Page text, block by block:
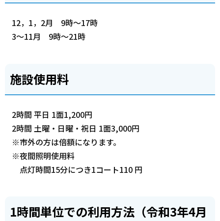
12，1，2月 9時～17時
3～11月 9時～21時
施設使用料
2時間 平日 1面1,200円
2時間 土曜・日曜・祝日 1面3,000円
※市外の方は倍額になります。
※夜間照明使用料
点灯時間15分につき1コート110 円
1時間単位での利用方法（令和3年4月